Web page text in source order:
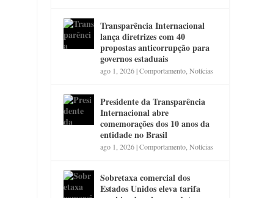
Transparência Internacional
lança diretrizes com 40
propostas anticorrupção para
governos estaduais
ago 1, 2026|Comportamento ,Notícias
Presidente da Transparência
Internacional abre
comemorações dos 10 anos da
entidade no Brasil
ago 1, 2026|Comportamento ,Notícias
Sobretaxa comercial dos
Estados Unidos eleva tarifa